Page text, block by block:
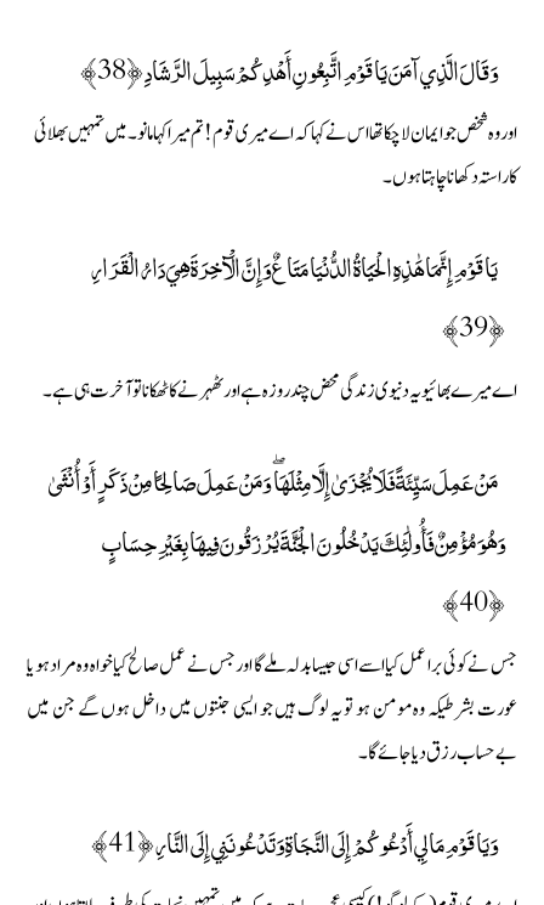
وَقَالَ الَّذِي آمَنَ يَا قَوْمِ اتَّبِعُونِ أَهْدِكُمْ سَبِيلَ الرَّشَادِ ﴿38﴾
اور وہ شخص جو ایمان لا چکا تھا اس نے کہا کہ اے میری قوم ! تم میرا کہا مانو ۔ میں تمہیں بھلائی
کا راستہ دکھانا چاہتا ہوں۔
يَا قَوْمِ إِنَّمَا هَٰذِهِ الْحَيَاةُ الدُّنْيَا مَتَاعٌ وَإِنَّ الْآخِرَةَ هِيَ دَارُ الْقَرَارِ
﴿39﴾
اے میرے بھائیو یہ دنیوی زندگی محض چند روزہ ہے اور ٹھہرنے کا ٹھکانا تو آخرت ہی ہے۔
مَنْ عَمِلَ سَيِّئَةً فَلَا يُجْزَىٰ إِلَّا مِثْلَهَا ۖ وَمَنْ عَمِلَ صَالِحًا مِنْ ذَكَرٍ أَوْ أُنْثَىٰ
وَهُوَ مُؤْمِنٌ فَأُولَٰئِكَ يَدْخُلُونَ الْجَنَّةَ يُرْزَقُونَ فِيهَا بِغَيْرِ حِسَابٍ
﴿40﴾
جس نے کوئی برا عمل کیا اسے اسی جیسا بدلہ ملے گا اور جس نے عمل صالح کیا خواہ وہ مراد ہو یا
عورت بشرطیکہ وہ مومن ہو تو یہ لوگ ہیں جو ایسی جنتوں میں داخل ہوں گے جن میں
بےحساب رزق دیا جائے گا۔
وَيَا قَوْمِ مَا لِي أَدْعُوكُمْ إِلَى النَّجَاةِ وَتَدْعُونَنِي إِلَى النَّارِ ﴿41﴾